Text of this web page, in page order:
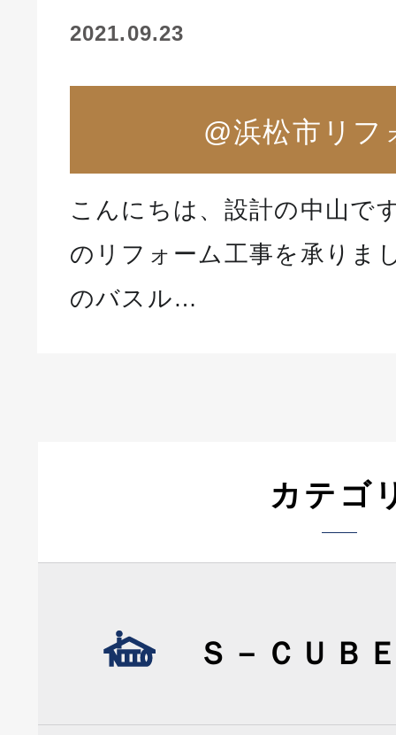
2021.09.23
@浜松市リフ
こんにちは、設計の中山で
のリフォーム工事を承りま
のバスル…
カテゴ
Ｓ－ＣＵＢ